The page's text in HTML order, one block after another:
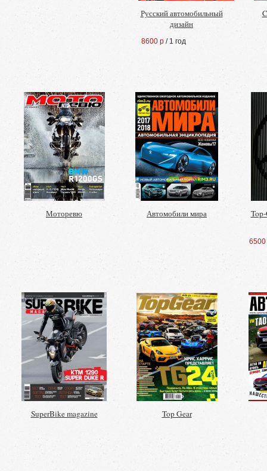
Русский автомобильный
дизайн
8600 р / 1 год
Моторевю Автомобили мира
6500
SuperBike magazine Top Gear